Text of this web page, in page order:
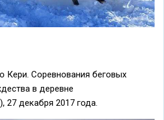
Кери. Соревнования беговых
в деревне
27 декабря 2017 года.